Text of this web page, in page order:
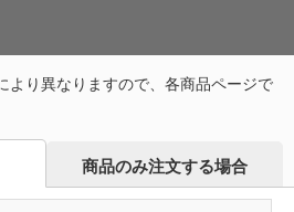
より異なりますので、各商品ページで
商品のみ注文する場合